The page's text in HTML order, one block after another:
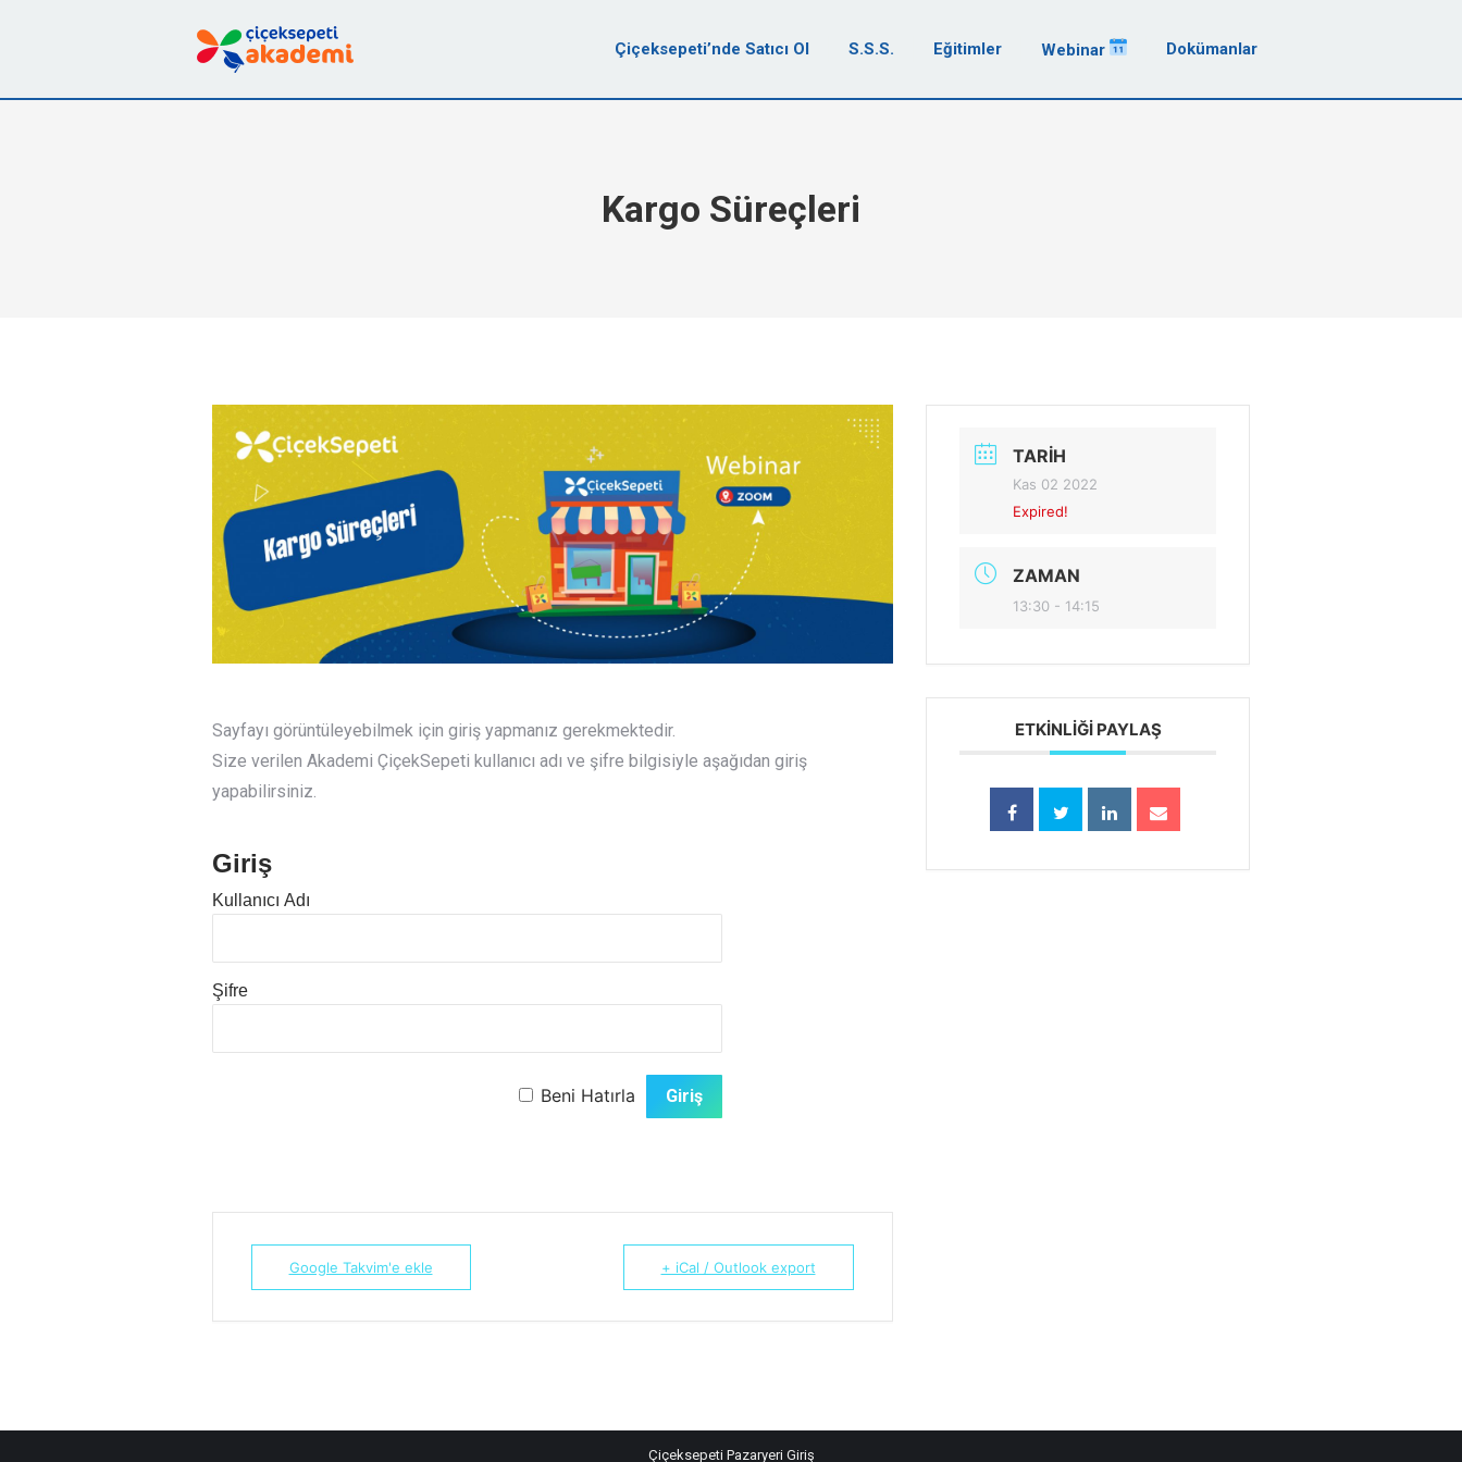
Çiçeksepeti’nde Satıcı Ol S.S.S. Eğitimler Webinar Dokümanlar
Kargo Süreçleri
Sayfayı görüntüleyebilmek için giriş yapmanız gerekmektedir.
Size verilen Akademi ÇiçekSepeti kullanıcı adı ve şifre bilgisiyle aşağıdan giriş
yapabilirsiniz.
Giriş
Kullanıcı Adı
Şifre
Beni Hatırla
Google Takvim'e ekle + iCal / Outlook export
TARIH
Kas 02 2022
Expired!
ZAMAN
13:30 - 14:15
ETKINLIĞI PAYLAŞ
Çiçeksepeti Pazaryeri Giriş